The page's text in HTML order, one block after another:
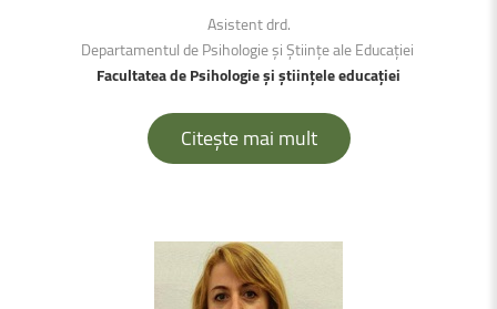
Asistent drd.
Departamentul de Psihologie și Științe ale Educației
Facultatea de Psihologie și științele educației
Citește mai mult